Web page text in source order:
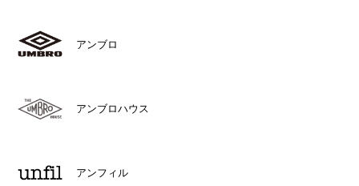
アンブロ
アンブロハウス
アンフィル